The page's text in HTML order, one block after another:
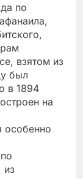
по
взятом из
был
в 1894
на
особенно
из